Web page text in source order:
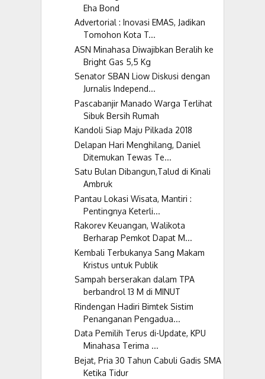
Eha Bond
Advertorial : Inovasi EMAS, Jadikan
Tomohon Kota T...
ASN Minahasa Diwajibkan Beralih ke
Bright Gas 5,5 Kg
Senator SBAN Liow Diskusi dengan
Jurnalis Independ...
Pascabanjir Manado Warga Terlihat
Sibuk Bersih Rumah
Kandoli Siap Maju Pilkada 2018
Delapan Hari Menghilang, Daniel
Ditemukan Tewas Te...
Satu Bulan Dibangun,Talud di Kinali
Ambruk
Pantau Lokasi Wisata, Mantiri :
Pentingnya Keterli...
Rakorev Keuangan, Walikota
Berharap Pemkot Dapat M...
Kembali Terbukanya Sang Makam
Kristus untuk Publik
Sampah berserakan dalam TPA
berbandrol 13 M di MINUT
Rindengan Hadiri Bimtek Sistim
Penanganan Pengadua...
Data Pemilih Terus di-Update, KPU
Minahasa Terima ...
Bejat, Pria 30 Tahun Cabuli Gadis SMA
Ketika Tidur